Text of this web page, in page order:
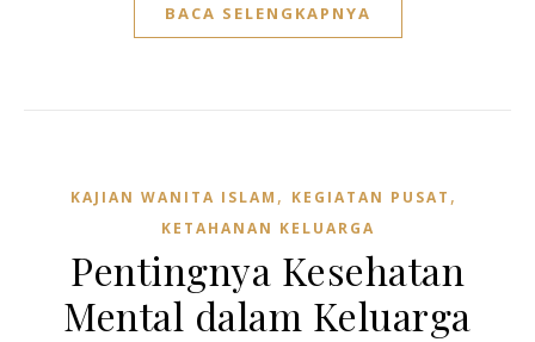
BACA SELENGKAPNYA
KAJIAN WANITA ISLAM , KEGIATAN PUSAT ,
KETAHANAN KELUARGA
Pentingnya Kesehatan
Mental dalam Keluarga